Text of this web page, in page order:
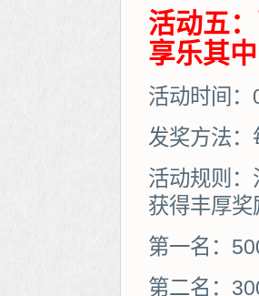
活动五
享乐其中
活动时间
发奖方法：
活动规则
获得丰厚
第一名：
第二名：